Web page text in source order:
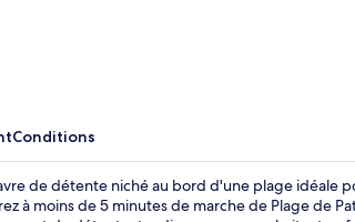
Conditions
de détente niché au bord d'une plage idéale
à moins de 5 minutes de marche de Plage de